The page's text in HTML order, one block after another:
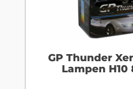
GP Thunder
Lampen H10